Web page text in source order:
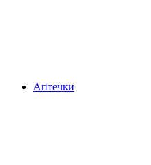
Аптечки